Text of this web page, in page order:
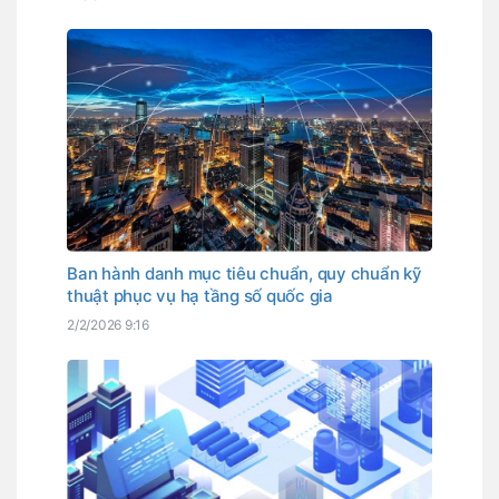
Ban hành danh mục tiêu chuẩn, quy chuẩn kỹ
thuật phục vụ hạ tầng số quốc gia
2/2/2026 9:16